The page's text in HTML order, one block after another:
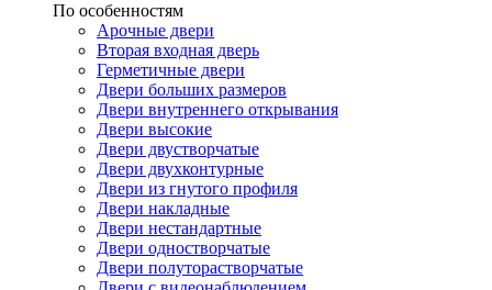
По особенностям
Арочные двери
Вторая входная дверь
Герметичные двери
Двери больших размеров
Двери внутреннего открывания
Двери высокие
Двери двустворчатые
Двери двухконтурные
Двери из гнутого профиля
Двери накладные
Двери нестандартные
Двери одностворчатые
Двери полуторастворчатые